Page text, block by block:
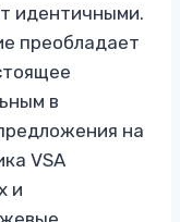
идентичными.
преобладает
в
на
VSA
и